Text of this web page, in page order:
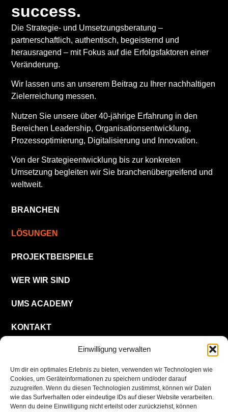
Einwilligung verwalten
Um dir ein optimales Erlebnis zu bieten, verwenden wir Technologien wie
Cookies, um Geräteinformationen zu speichern und/oder darauf
zuzugreifen. Wenn du diesen Technologien zustimmst, können wir Daten
wie das Surfverhalten oder eindeutige IDs auf dieser Website verarbeiten.
Wenn du deine Einwilligung nicht erteilst oder zurückziehst, können
BRANCHEN
LÖSUNGEN
PROJEKTBEISPIELE
WER WIR SIND
UMS ACADEMY
KONTAKT
success.
Die Strategie- und Umsetzungsberatung –
partnerschaftlich, authentisch, begeisternd und
herausragend – mit Fokus auf die Erfolgsfaktoren einer
Veränderung.
Wir lassen uns an unserem Beitrag zu Ihrer nachhaltigen
Zielerreichung messen.
Nutzen Sie unsere über 40-jährige Erfahrung in den
Bereichen Leadership, Organisationsentwicklung,
Prozessoptimierung, Digitalisierung und Innovation.
Von der Strategieentwicklung bis zur konkreten
Umsetzung begleiten wir Sie branchenübergreifend und
weltweit.